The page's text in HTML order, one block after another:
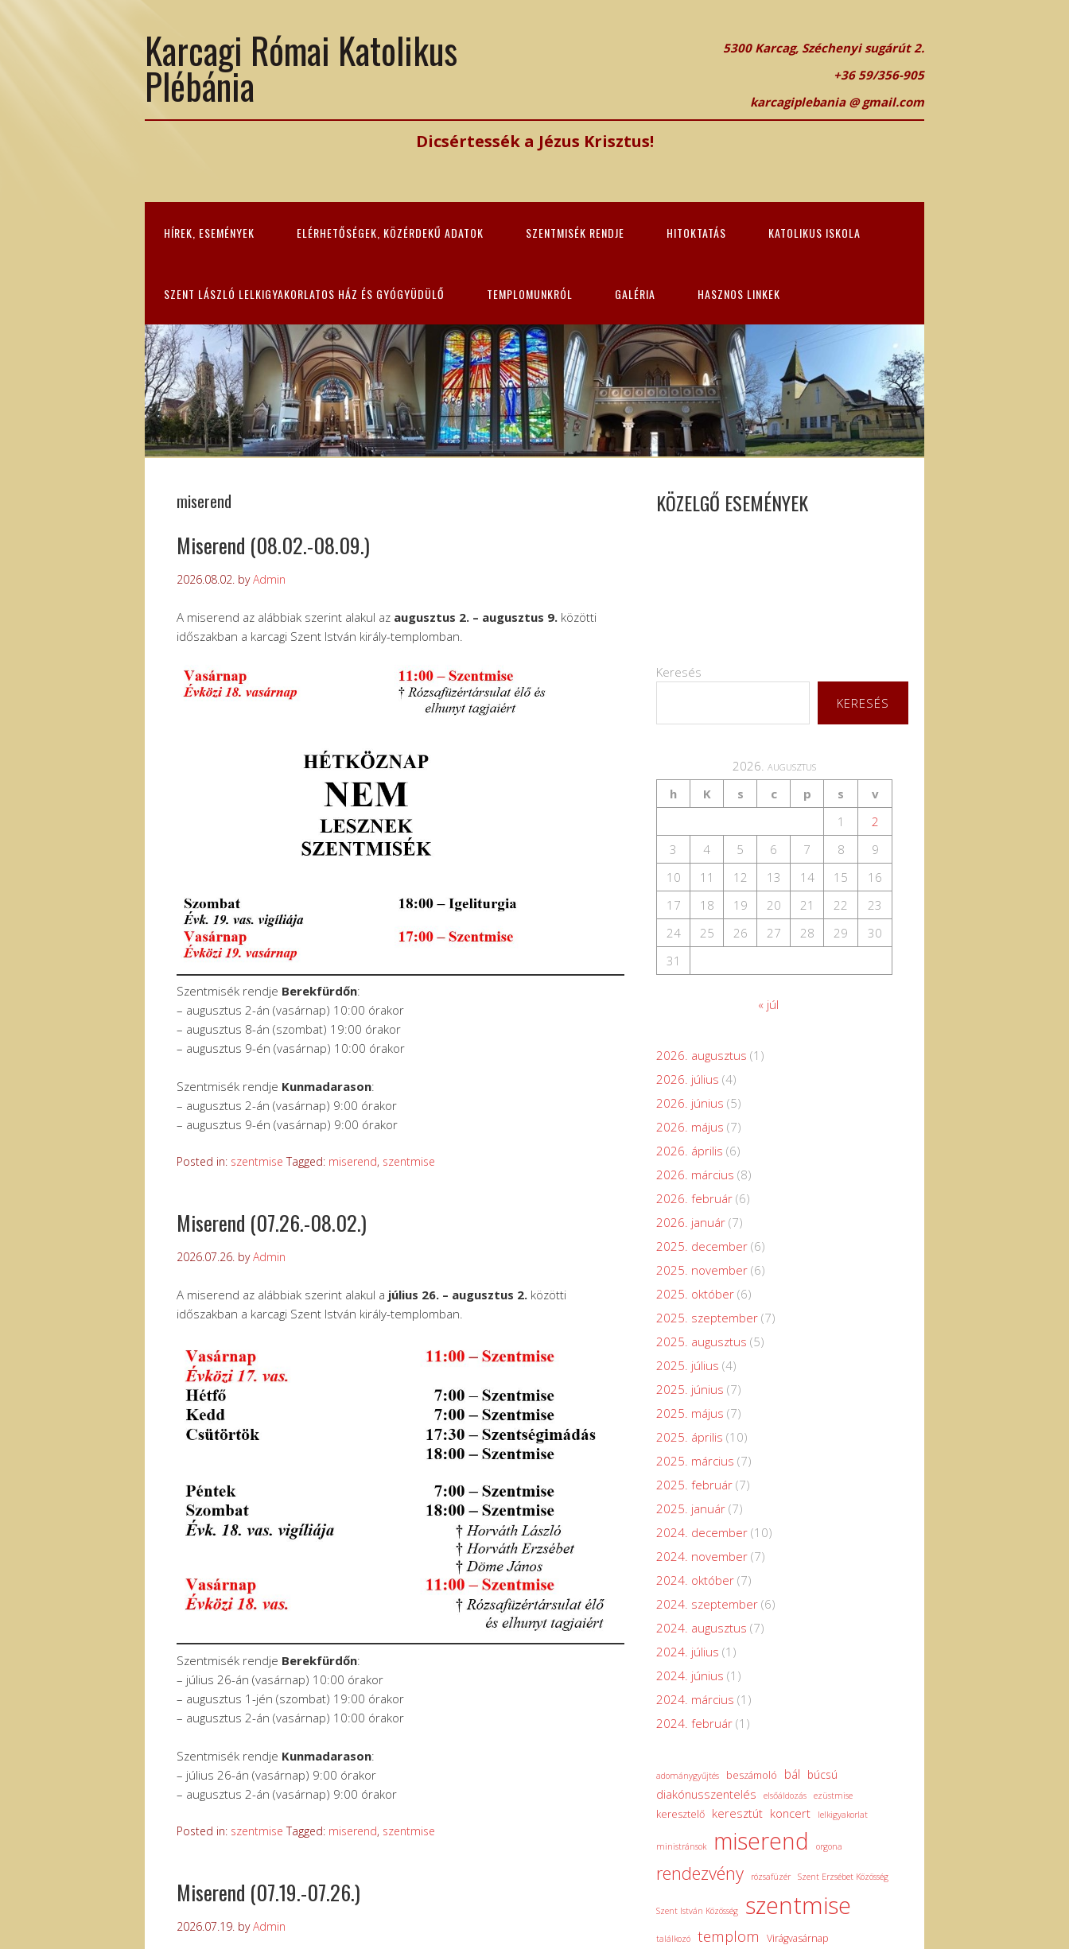
Karcagi Római Katolikus
Plébánia
5300 Karcag, Széchenyi sugárút 2.
+36 59/356-905
karcagiplebania @ gmail.com
Dicsértessék a Jézus Krisztus!
HÍREK, ESEMÉNYEK ELÉRHETŐSÉGEK, KÖZÉRDEKŰ ADATOK SZENTMISÉK RENDJE HITOKTATÁS KATOLIKUS ISKOLA
SZENT LÁSZLÓ LELKIGYAKORLATOS HÁZ ÉS GYÓGYÜDÜLŐ TEMPLOMUNKRÓL GALÉRIA HASZNOS LINKEK
miserend
Miserend (08.02.-08.09.)
2026.08.02. byAdmin
A miserend az alábbiak szerint alakul az augusztus 2. – augusztus 9. közötti
időszakban a karcagi Szent István király-templomban.
Szentmisék rendje Berekfürdőn:
– augusztus 2-án (vasárnap) 10:00 órakor
– augusztus 8-án (szombat) 19:00 órakor
– augusztus 9-én (vasárnap) 10:00 órakor
Szentmisék rendje Kunmadarason:
– augusztus 2-án (vasárnap) 9:00 órakor
– augusztus 9-én (vasárnap) 9:00 órakor
Posted in: szentmise Tagged: miserend, szentmise
Miserend (07.26.-08.02.)
2026.07.26. byAdmin
A miserend az alábbiak szerint alakul a július 26. – augusztus 2. közötti
időszakban a karcagi Szent István király-templomban.
Szentmisék rendje Berekfürdőn:
– július 26-án (vasárnap) 10:00 órakor
– augusztus 1-jén (szombat) 19:00 órakor
– augusztus 2-án (vasárnap) 10:00 órakor
Szentmisék rendje Kunmadarason:
– július 26-án (vasárnap) 9:00 órakor
– augusztus 2-án (vasárnap) 9:00 órakor
Posted in: szentmise Tagged: miserend, szentmise
Miserend (07.19.-07.26.)
2026.07.19. byAdmin
KÖZELGŐ ESEMÉNYEK
Keresés
KERESÉS
2026. augusztus
h
K s c p s
v
1
2
3
4 5 6 7 8
9
10
11 12 13 14 15
16
17
18 19 20 21 22
23
24
25 26 27 28 29
30
31
« júl
2026. augusztus (1)
2026. július (4)
2026. június (5)
2026. május (7)
2026. április (6)
2026. március (8)
2026. február (6)
2026. január (7)
2025. december (6)
2025. november (6)
2025. október (6)
2025. szeptember (7)
2025. augusztus (5)
2025. július (4)
2025. június (7)
2025. május (7)
2025. április (10)
2025. március (7)
2025. február (7)
2025. január (7)
2024. december (10)
2024. november (7)
2024. október (7)
2024. szeptember (6)
2024. augusztus (7)
2024. július (1)
2024. június (1)
2024. március (1)
2024. február (1)
adománygyűjtés beszámoló bál búcsú
diakónusszentelés elsőáldozás ezüstmise
keresztelő keresztút koncert lelkigyakorlat
ministránsok miserend orgona
rendezvény rózsafüzér Szent Erzsébet Közösség
Szent István Közösség szentmise
találkozó templom Virágvasárnap